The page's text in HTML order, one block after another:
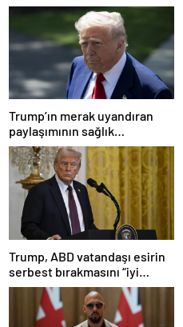
Trump’ın merak uyandıran
paylaşımının sağlık
sistemiyle ilgili kararname
olduğu anlaşıldı
Trump, ABD vatandaşı esirin
serbest bırakmasını “iyi
niyetle atılmış bir adım”
olarak değerlendirdi